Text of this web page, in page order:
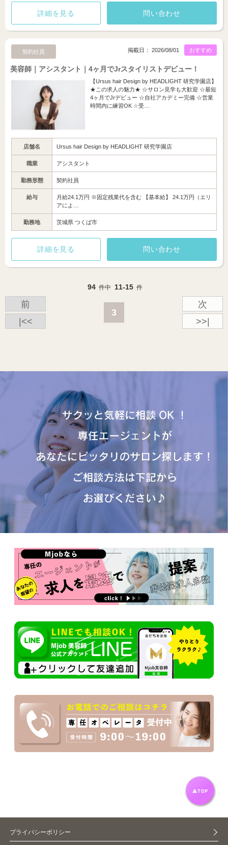
詳細を見る 問い合わせ
契約社員 おすすめ
掲載日： 2026/08/01
美容師｜アシスタント｜4ヶ月でJrスタイリストデビュー！
【Ursus hair Design by HEADLIGHT 研究学園店】
★この求人の魅力★ ☆サロン見学も大歓迎 ☆最短
4ヶ月でJrデビュー ☆自社アカデミー完備 ☆営業
時間内に練習OK ☆受…
店舗名 Ursus hair Design by HEADLIGHT 研究学園店
職業 アシスタント
勤務形態 契約社員
給与
月給24.1万円 ※固定残業代を含む 【基本給】 24.1万円（エリ
アによ…
勤務地 茨城県 つくば市
詳細を見る 問い合わせ
94 件中 11-15 件
|<<
前
3
次
>>|
プライバシーポリシー